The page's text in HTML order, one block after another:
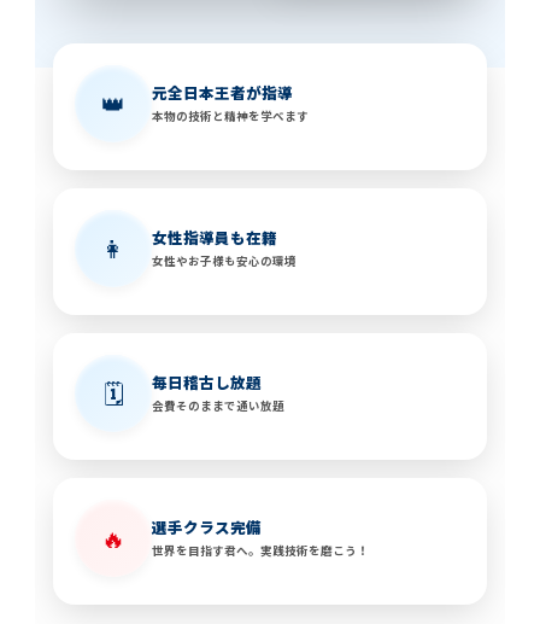
👑 元全日本王者が指導
本物の技術と精神を学べます
👩 女性指導員も在籍
女性やお子様も安心の環境
🗓️ 毎日稽古し放題
会費そのままで通い放題
🔥 選手クラス完備
世界を目指す君へ。実践技術を磨こう！